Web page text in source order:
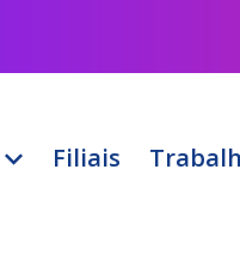
Filiais